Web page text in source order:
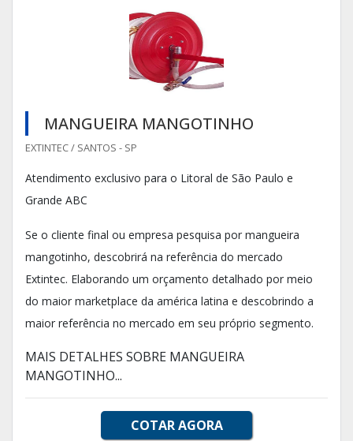
MANGUEIRA MANGOTINHO
EXTINTEC / SANTOS - SP
Atendimento exclusivo para o Litoral de São Paulo e
Grande ABC
Se o cliente final ou empresa pesquisa por mangueira
mangotinho, descobrirá na referência do mercado
Extintec. Elaborando um orçamento detalhado por meio
do maior marketplace da américa latina e descobrindo a
maior referência no mercado em seu próprio segmento.
MAIS DETALHES SOBRE MANGUEIRA
MANGOTINHO...
COTAR AGORA